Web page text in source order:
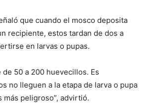
que cuando el mosco deposita
recipiente, estos tardan de dos a
en larvas o pupas.
de 50 a 200 huevecillos. Es
no lleguen a la etapa de larva o pupa
más peligroso”, advirtió.